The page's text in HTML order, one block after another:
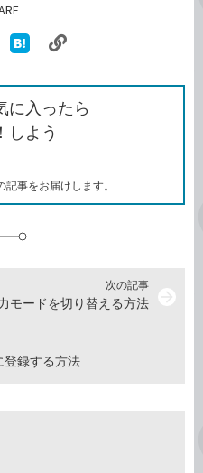
Facebook
な
ッ
ク
ク
ク
を
コ
に入ったら
しよう
事をお届けします。
登録する方法
次の記事
モードを切り替える方法